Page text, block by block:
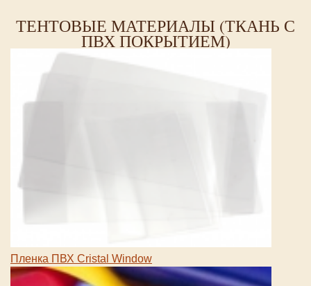
ТЕНТОВЫЕ МАТЕРИАЛЫ (ТКАНЬ С
ПВХ ПОКРЫТИЕМ)
Пленка ПВХ Cristal Window